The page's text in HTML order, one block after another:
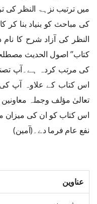
میں ترتیب نزہۃ النظر کی
کی مباحث کو بنیاد بنا کر
النظر کی آزاد شرح کا نام
کتاب’’ اصول الحدیث
کی مرتب کردہ ہے۔آپ
اس کتاب کے علاوہ آپ
تعالیٰ مؤلف وجملہ
اس کتاب کو ان کی میزان
نفع عام فرما دے۔(آمین)
عناوین